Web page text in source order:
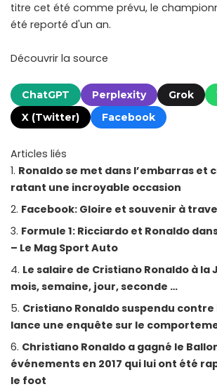
titre cet été comme prévu, le
été reporté d'un an.
Découvrir la source
ChatGPT Perplexity Grok
X (Twitter)
Facebook
Articles liés
Ronaldo se met dans l’embarras et
ratant une incroyable occasion
Facebook: Gloire et souvenir à
Formule 1: Ricciardo et Ronaldo
– Le Mag Sport Auto
Le salaire de Cristiano Ronaldo à la
mois, semaine, jour, seconde …
Cristiano Ronaldo suspendu contre
lance une enquête sur le
Christiano Ronaldo a gagné le
événements en 2017 qui lui ont été
le foot